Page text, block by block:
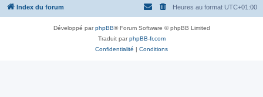
Index du forum Heures au format UTC+01:00
Développé parphpBB® Forum Software © phpBB Limited
Traduit parphpBB-fr.com
Confidentialité | Conditions